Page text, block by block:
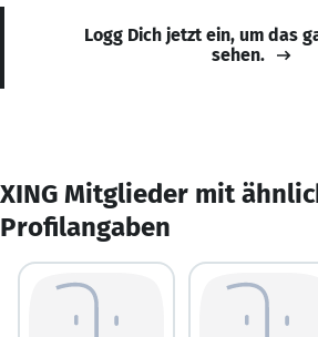
Logg Dich jetzt ein, um das
sehen.
XING Mitglieder mit
Profilangaben